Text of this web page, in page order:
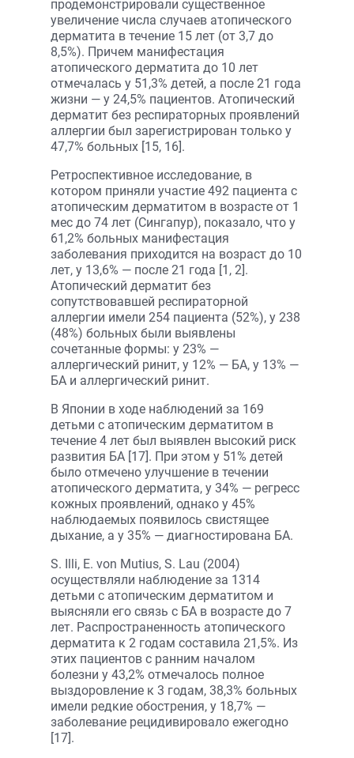
продемонстрировали существенное
увеличение числа случаев атопического
дерматита в течение 15 лет (от 3,7 до
8,5%). Причем манифестация
атопического дерматита до 10 лет
отмечалась у 51,3% детей, а после 21 года
жизни — у 24,5% пациентов. Атопический
дерматит без респираторных проявлений
аллергии был зарегистрирован только у
47,7% больных [15, 16].
Ретроспективное исследование, в
котором приняли участие 492 пациента с
атопическим дерматитом в возрасте от 1
мес до 74 лет (Сингапур), показало, что у
61,2% больных манифестация
заболевания приходится на возраст до 10
лет, у 13,6% — после 21 года [1, 2].
Атопический дерматит без
сопутствовавшей респираторной
аллергии имели 254 пациента (52%), у 238
(48%) больных были выявлены
сочетанные формы: у 23% —
аллергический ринит, у 12% — БА, у 13% —
БА и аллергический ринит.
В Японии в ходе наблюдений за 169
детьми с атопическим дерматитом в
течение 4 лет был выявлен высокий риск
развития БА [17]. При этом у 51% детей
было отмечено улучшение в течении
атопического дерматита, у 34% — регресс
кожных проявлений, однако у 45%
наблюдаемых появилось свистящее
дыхание, а у 35% — диагностирована БА.
S. Illi, E. von Mutius, S. Lau (2004)
осуществляли наблюдение за 1314
детьми с атопическим дерматитом и
выясняли его связь с БА в возрасте до 7
лет. Распространенность атопического
дерматита к 2 годам составила 21,5%. Из
этих пациентов с ранним началом
болезни у 43,2% отмечалось полное
выздоровление к 3 годам, 38,3% больных
имели редкие обострения, у 18,7% —
заболевание рецидивировало ежегодно
[17].